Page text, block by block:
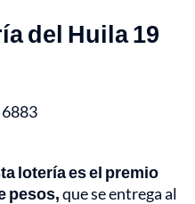
del Huila 19
6883
lotería es el premio
pesos,que se entrega al